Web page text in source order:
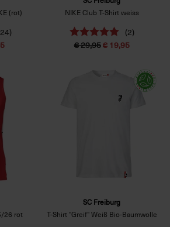
(rot)
NIKE Club T-Shirt weiss
(2)
€ 29,95€ 19,95
26 rot
SC Freiburg
T-Shirt "Greif" Weiß Bio-Baumwolle